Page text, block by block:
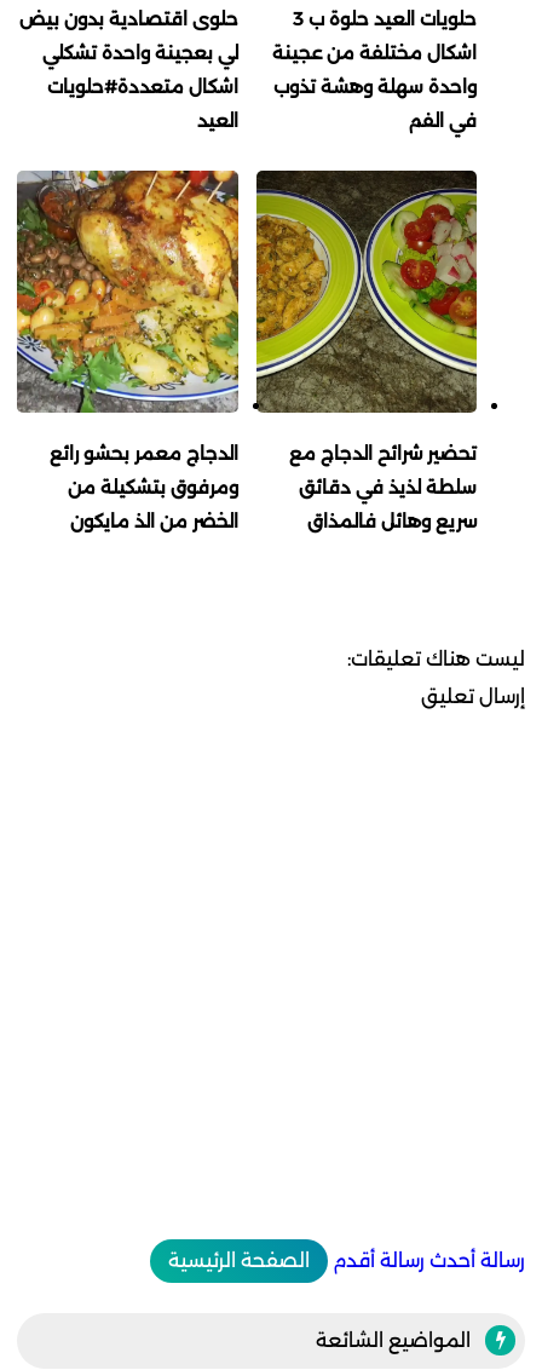
حلويات العيد حلوة ب 3
اشكال مختلفة من عجينة
واحدة سهلة وهشة تذوب
في الفم
حلوى اقتصادية بدون بيض
لي بعجينة واحدة تشكلي
اشكال متعددة#حلويات
العيد
تحضير شرائح الدجاج مع
سلطة لذيذ في دقائق
سريع وهائل فالمذاق
الدجاج معمر بحشو رائع
ومرفوق بتشكيلة من
الخضر من الذ مايكون
ليست هناك تعليقات:
إرسال تعليق
رسالة أحدث رسالة أقدم الصفحة الرئيسية
المواضيع الشائعة